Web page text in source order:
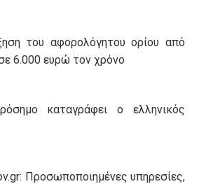
του αφορολόγητου ορίου από
6.000 ευρώ τον χρόνο
καταγράφει ο ελληνικός
Προσωποποιημένες υπηρεσίες,